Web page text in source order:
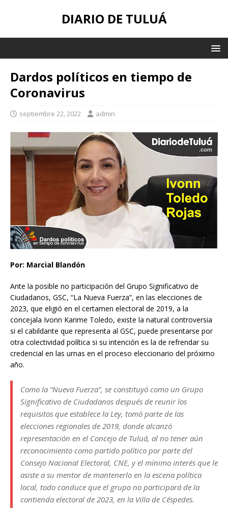
DIARIO DE TULUÁ
Dardos políticos en tiempo de
Coronavirus
septiembre 22, 2022 admin
Por: Marcial Blandón
Ante la posible no participación del Grupo Significativo de
Ciudadanos, GSC, “La Nueva Fuerza”, en las elecciones de
2023, que eligió en el certamen electoral de 2019, a la
concejala Ivonn Karime Toledo, existe la natural controversia
si el cabildante que representa al GSC, puede presentarse por
otra colectividad política si su intención es la de refrendar su
credencial en las urnas en el proceso eleccionario del próximo
año.
Como la “Nueva Fuerza”, se constituyó como un Grupo
Significativo de Ciudadanos después de reunir los
requisitos que establece la Ley, tomó parte de las
elecciones regionales de 2019, donde alcanzó
representación en el Concejo de Tuluá, al no tener aún
reconocimiento como partido político por parte del
Consejo Nacional Electoral, CNE, y el mínimo interés que le
asiste a su mentor de mantenerlo en la escena política
local, todo conduce que el grupo no participará de la
contienda electoral de 2023, en la Villa de Céspedes.